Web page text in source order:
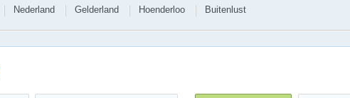
Nederland Gelderland Hoenderloo Buitenlust